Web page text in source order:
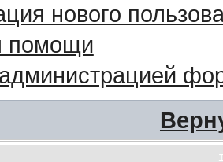
нового
помощи